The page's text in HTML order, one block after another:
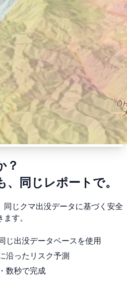
？
同じレポートで。
同じクマ出没データに基づく安全
す。
じ出没データベースを使用
沿ったリスク予測
数秒で完成